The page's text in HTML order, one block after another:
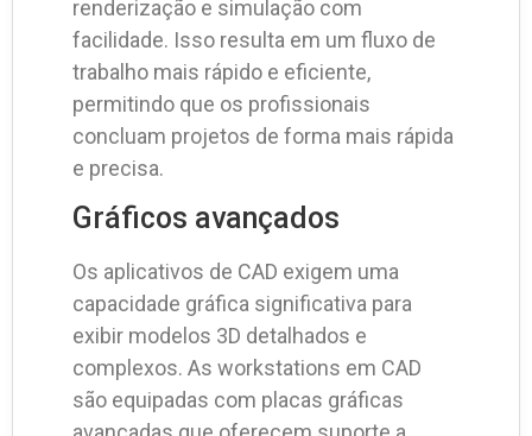
renderização e simulação com
facilidade. Isso resulta em um fluxo de
trabalho mais rápido e eficiente,
permitindo que os profissionais
concluam projetos de forma mais rápida
e precisa.
Gráficos avançados
Os aplicativos de CAD exigem uma
capacidade gráfica significativa para
exibir modelos 3D detalhados e
complexos. As workstations em CAD
são equipadas com placas gráficas